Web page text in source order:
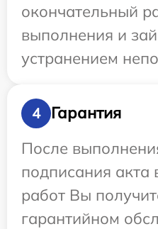
окончательный
выполнения и
устранением
4
Гарантия
После
подписания
работ Вы
гарантийном